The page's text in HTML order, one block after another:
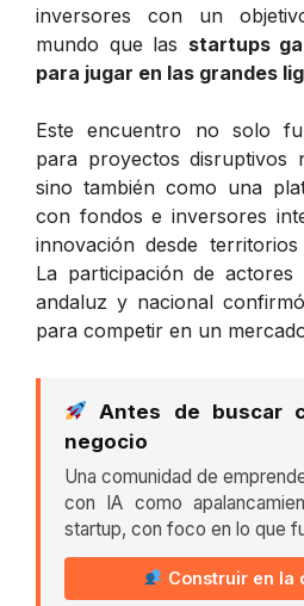
inversores con un
mundo que las startups
para jugar en las grandes
Este encuentro no solo
para proyectos disruptivos
sino también como una
con fondos e inversores
innovación desde
La participación de actores
andaluz y nacional
para competir en un
Antes de buscar
negocio
Una comunidad de
con IA como
startup, con foco en lo que
Construir en la